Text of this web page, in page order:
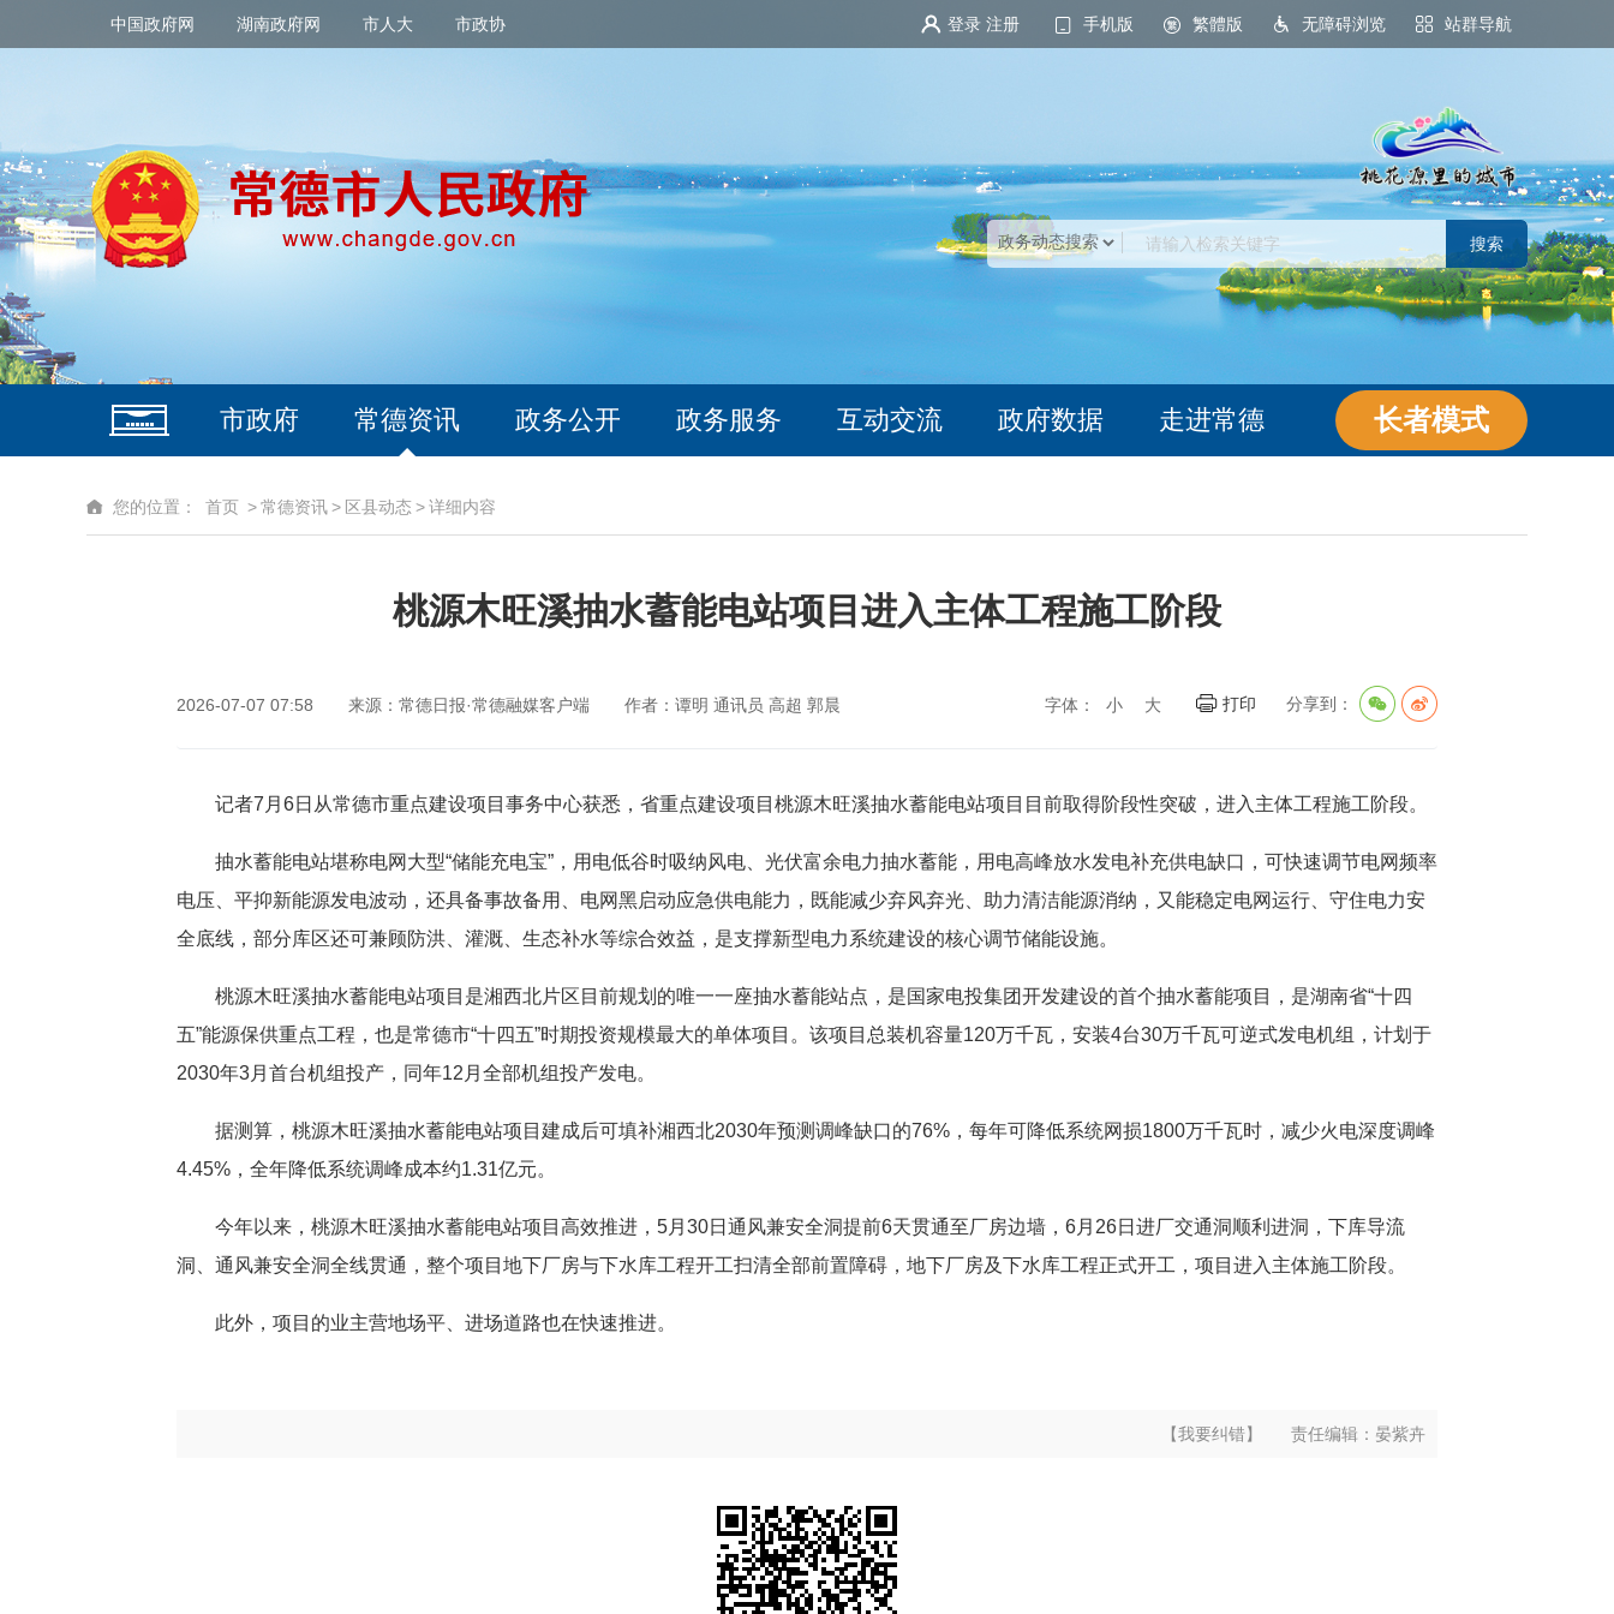
登录 注册 手机版 繁體版 无障碍浏览 站群导航
中国政府网 湖南政府网 市人大 市政协
桃花源里的城市
市政府 常德资讯 政务公开 政务服务 互动交流 政府数据 走进常德 长者模式
您的位置： 首页 >常德资讯> 区县动态>详细内容
桃源木旺溪抽水蓄能电站项目进入主体工程施工阶段
分享到：
打印
字体： 小 大
2026-07-07 07:58 来源：常德日报·常德融媒客户端 作者：谭明 通讯员 高超 郭晨
记者7月6日从常德市重点建设项目事务中心获悉，省重点建设项目桃源木旺溪抽水蓄能电站项目目前取得阶段性突破，进入主体工程施工阶段。
抽水蓄能电站堪称电网大型“储能充电宝”，用电低谷时吸纳风电、光伏富余电力抽水蓄能，用电高峰放水发电补充供电缺口，可快速调节电网频率
电压、平抑新能源发电波动，还具备事故备用、电网黑启动应急供电能力，既能减少弃风弃光、助力清洁能源消纳，又能稳定电网运行、守住电力安
全底线，部分库区还可兼顾防洪、灌溉、生态补水等综合效益，是支撑新型电力系统建设的核心调节储能设施。
桃源木旺溪抽水蓄能电站项目是湘西北片区目前规划的唯一一座抽水蓄能站点，是国家电投集团开发建设的首个抽水蓄能项目，是湖南省“十四
五”能源保供重点工程，也是常德市“十四五”时期投资规模最大的单体项目。该项目总装机容量120万千瓦，安装4台30万千瓦可逆式发电机组，计划于
2030年3月首台机组投产，同年12月全部机组投产发电。
据测算，桃源木旺溪抽水蓄能电站项目建成后可填补湘西北2030年预测调峰缺口的76%，每年可降低系统网损1800万千瓦时，减少火电深度调峰
4.45%，全年降低系统调峰成本约1.31亿元。
今年以来，桃源木旺溪抽水蓄能电站项目高效推进，5月30日通风兼安全洞提前6天贯通至厂房边墙，6月26日进厂交通洞顺利进洞，下库导流
洞、通风兼安全洞全线贯通，整个项目地下厂房与下水库工程开工扫清全部前置障碍，地下厂房及下水库工程正式开工，项目进入主体施工阶段。
此外，项目的业主营地场平、进场道路也在快速推进。
【我要纠错】 责任编辑： 晏紫卉